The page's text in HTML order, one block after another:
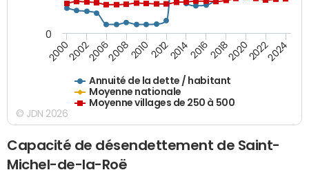
Annuité de la dette / habitant
Moyenne nationale
Moyenne villages de 250 à 500
200020022006200820102012201420162018202020222024
0
© JDN 2026
Capacité de désendettement de Saint-
Michel-de-la-Roë